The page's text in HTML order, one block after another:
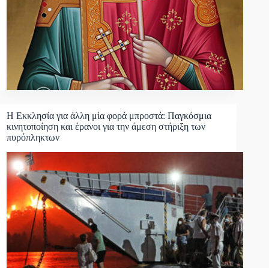
Η Εκκλησία για άλλη μία φορά μπροστά: Παγκόσμια
κινητοποίηση και έρανοι για την άμεση στήριξη των
πυρόπληκτων